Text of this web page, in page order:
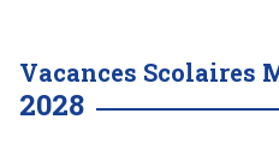
Vacances Scolaires
2028